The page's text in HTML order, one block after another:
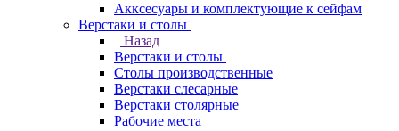
Акксесуары и комплектующие к сейфам
Верстаки и столы
Назад
Верстаки и столы
Столы производственные
Верстаки слесарные
Верстаки столярные
Рабочие места